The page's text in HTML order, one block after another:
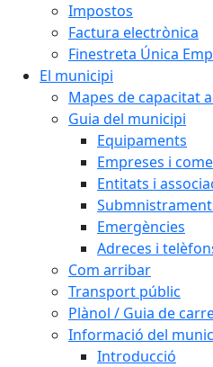
Impostos
Factura electrònica
Finestreta Única
El municipi
Mapes de capacitat
Guia del municipi
Equipaments
Empreses i
Entitats i
Emergències
Adreces i
Com arribar
Transport públic
Plànol / Guia de
Informació del
Introducció